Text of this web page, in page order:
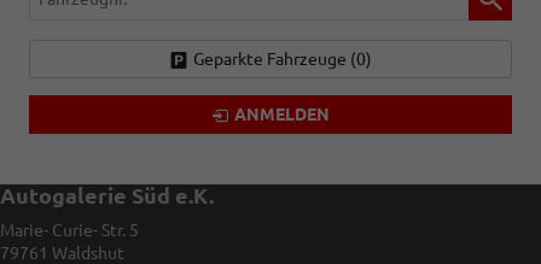
Geparkte Fahrzeuge (0)
ANMELDEN
Autogalerie Süd e.K.
Marie- Curie- Str. 5
79761 Waldshut